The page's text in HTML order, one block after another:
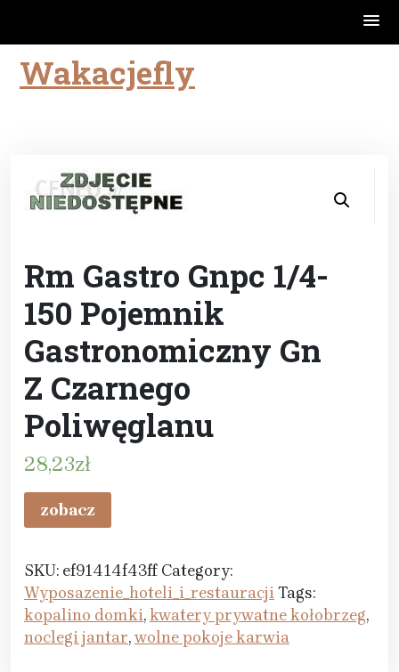
SkipWakacjefly
Rm Gastro Gnpc 1/4-
150 Pojemnik
Gastronomiczny Gn
Z Czarnego
Poliwęglanu
28,23zł
zobacz
SKU: ef91414f43ff Category:
Wyposazenie_hoteli_i_restauracjiTags:
kopalino domki,kwatery prywatne kołobrzeg,
noclegi jantar,wolne pokoje karwia